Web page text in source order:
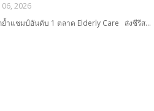
2026
ำแชมป์อันดับ 1 ตลาด Elderly Care ส่งซีรีส…